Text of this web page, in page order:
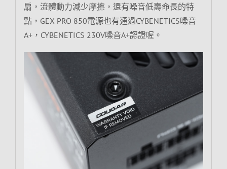
扇，流體動力減少摩擦，還有噪音低壽命長的特
點，GEX PRO 850電源也有通過CYBENETICS噪音
A+，CYBENETICS 230V噪音A+認證喔。